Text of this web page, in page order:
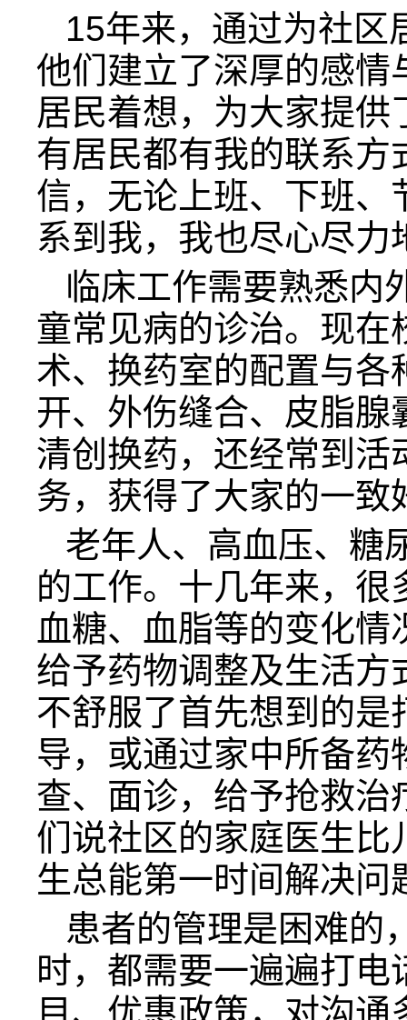
15年来，通过为社区
他们建立了深厚的感情
居民着想，为大家提
有居民都有我的联系
信，无论上班、下班、
系到我，我也尽心尽力
临床工作需要熟悉内
童常见病的诊治。现
术、换药室的配置与各
开、外伤缝合、皮脂
清创换药，还经常到活
务，获得了大家的一致
老年人、高血压、糖
的工作。十几年来，
血糖、血脂等的变化
给予药物调整及生活方
不舒服了首先想到的
导，或通过家中所备
查、面诊，给予抢救治
们说社区的家庭医生比
生总能第一时间解决问
患者的管理是困难的
时，都需要一遍遍打